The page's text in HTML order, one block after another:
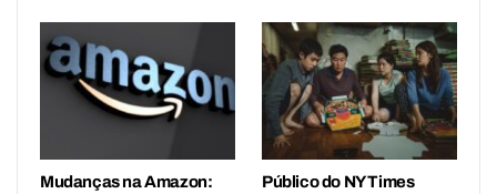
Mudanças na Amazon:
Público do NY Times